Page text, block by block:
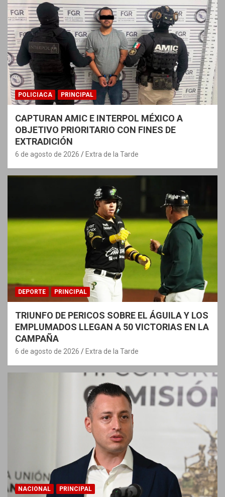
POLICIACA PRINCIPAL
CAPTURAN AMIC E INTERPOL MÉXICO A
OBJETIVO PRIORITARIO CON FINES DE
EXTRADICIÓN
6 de agosto de 2026 Extra de la Tarde
DEPORTE PRINCIPAL
TRIUNFO DE PERICOS SOBRE EL ÁGUILA Y LOS
EMPLUMADOS LLEGAN A 50 VICTORIAS EN LA
CAMPAÑA
6 de agosto de 2026 Extra de la Tarde
NACIONAL PRINCIPAL